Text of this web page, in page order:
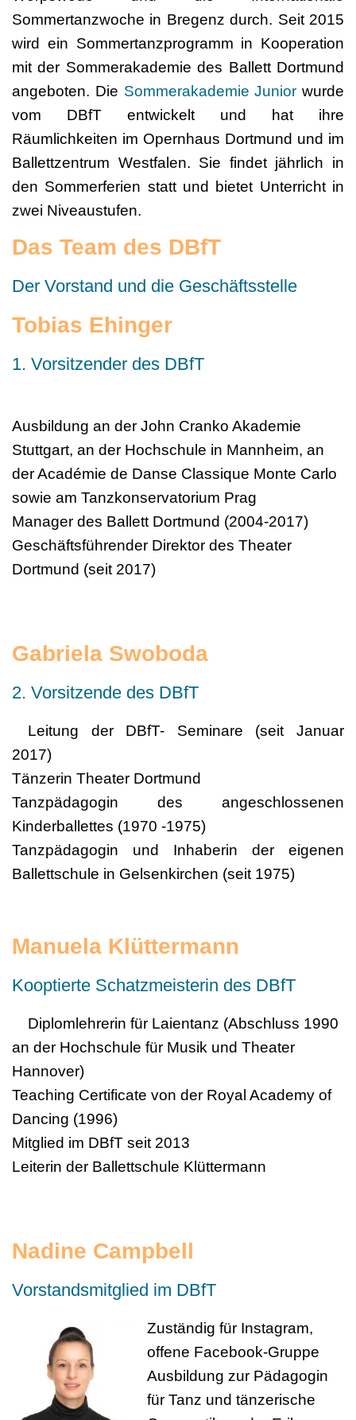
Sommertanzwoche in Bregenz durch. Seit 2015
wird ein Sommertanzprogramm in Kooperation
mit der Sommerakademie des Ballett Dortmund
angeboten. Die Sommerakademie Junior wurde
vom DBfT entwickelt und hat ihre
Räumlichkeiten im Opernhaus Dortmund und im
Ballettzentrum Westfalen. Sie findet jährlich in
den Sommerferien statt und bietet Unterricht in
zwei Niveaustufen.
Das Team des DBfT
Der Vorstand und die Geschäftsstelle
Tobias Ehinger
1. Vorsitzender des DBfT
Ausbildung an der John Cranko Akademie
Stuttgart, an der Hochschule in Mannheim, an
der Académie de Danse Classique Monte Carlo
sowie am Tanzkonservatorium Prag
Manager des Ballett Dortmund (2004-2017)
Geschäftsführender Direktor des Theater
Dortmund (seit 2017)
Gabriela Swoboda
2. Vorsitzende des DBfT
Leitung der DBfT- Seminare (seit Januar
2017)
Tänzerin Theater Dortmund
Tanzpädagogin des angeschlossenen
Kinderballettes (1970 -1975)
Tanzpädagogin und Inhaberin der eigenen
Ballettschule in Gelsenkirchen (seit 1975)
Manuela Klüttermann
Kooptierte Schatzmeisterin des DBfT
Diplomlehrerin für Laientanz (Abschluss 1990
an der Hochschule für Musik und Theater
Hannover)
Teaching Certificate von der Royal Academy of
Dancing (1996)
Mitglied im DBfT seit 2013
Leiterin der Ballettschule Klüttermann
Nadine Campbell
Vorstandsmitglied im DBfT
Zuständig für Instagram,
offene Facebook-Gruppe
Ausbildung zur Pädagogin
für Tanz und tänzerische